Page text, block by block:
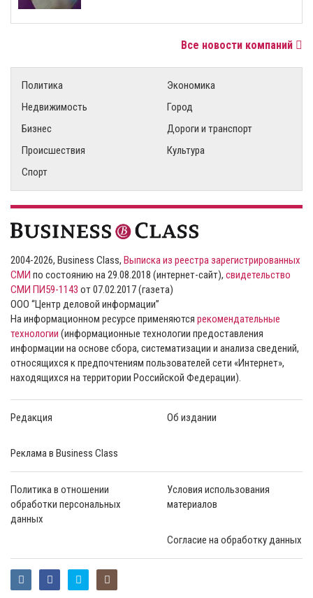
Все новости компаний
Политика
Экономика
Недвижимость
Город
Бизнес
Дороги и транспорт
Происшествия
Культура
Спорт
2004-2026, Business Class, Выписка из реестра зарегистрированных
СМИ по состоянию на 29.08.2018 (интернет-сайт), свидетельство
СМИ ПИ59-1143 от 07.02.2017 (газета)
ООО “Центр деловой информации”
На информационном ресурсе применяются рекомендательные
технологии (информационные технологии предоставления
информации на основе сбора, систематизации и анализа сведений,
относящихся к предпочтениям пользователей сети «Интернет»,
находящихся на территории Российской Федерации).
Редакция Об издании
Реклама в Business Class
Политика в отношении
обработки персональных
данных
Условия использования
материалов
Согласие на обработку данных